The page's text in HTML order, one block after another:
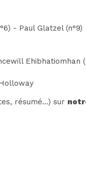
- Paul Glatzel (n°9)
Ehibhatiomhan
résumé...) sur